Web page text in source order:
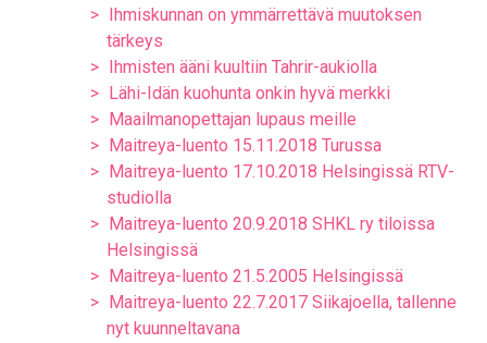
Ihmiskunnan on ymmärrettävä muutoksen
tärkeys
Ihmisten ääni kuultiin Tahrir-aukiolla
Lähi-Idän kuohunta onkin hyvä merkki
Maailmanopettajan lupaus meille
Maitreya-luento 15.11.2018 Turussa
Maitreya-luento 17.10.2018 Helsingissä RTV-
studiolla
Maitreya-luento 20.9.2018 SHKL ry tiloissa
Helsingissä
Maitreya-luento 21.5.2005 Helsingissä
Maitreya-luento 22.7.2017 Siikajoella, tallenne
nyt kuunneltavana